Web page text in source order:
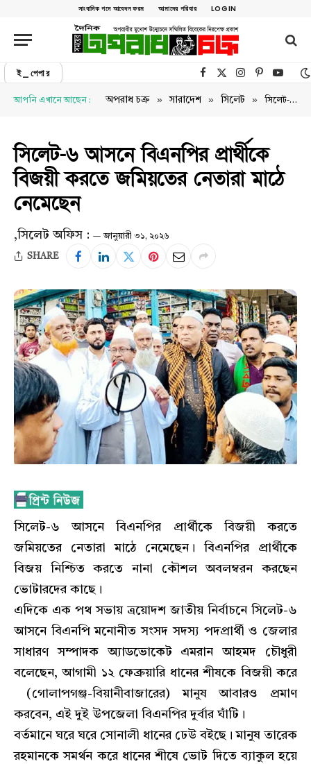
সাংবাদিক পদে আবেদন ফরম আমাদের পরিবার LOGIN
ই_পেপার Facebook
X (Twitter)Instagram
Pinterest
আপনি এখানে আছেন : অপরাধ চক্র » সারাদেশ » সিলেট » সিলেট-৬ আসনে বিএনপির প্রার্থীকে বিজয়ী করতে জমিয়তের নেতারা মাঠে নেমেছেন
সিলেট-৬ আসনে বিএনপির প্রার্থীকে
বিজয়ী করতে জমিয়তের নেতারা মাঠে
নেমেছেন
,সিলেট অফিস : জানুয়ারী ৩১, ২০২৬
SHARE
সিলেট-৬ আসনে বিএনপির প্রার্থীকে বিজয়ী করতে
জমিয়তের নেতারা মাঠে নেমেছেন। বিএনপির প্রার্থীকে
বিজয় নিশ্চিত করতে নানা কৌশল অবলম্বরন করছেন
ভোটারদের কাছে।
এদিকে এক পথ সভায় ত্রয়োদশ জাতীয় নির্বাচনে সিলেট-৬
আসনে বিএনপি মনোনীত সংসদ সদস্য পদপ্রার্থী ও জেলার
সাধারণ সম্পাদক অ্যাডভোকেট এমরান আহমদ চৌধুরী
বলেছেন, আগামী ১২ ফেব্রুয়ারি ধানের শীষকে বিজয়ী করে
(গোলাপগঞ্জ-বিয়ানীবাজারের) মানুষ আবারও প্রমাণ
করবেন, এই দুই উপজেলা বিএনপির দুর্বার ঘাঁটি।
বর্তমানে ঘরে ঘরে সোনালী ধানের ঢেউ বইছে। মানুষ তারেক
রহমানকে সমর্থন করে ধানের শীষে ভোট দিতে ব্যাকুল হয়ে